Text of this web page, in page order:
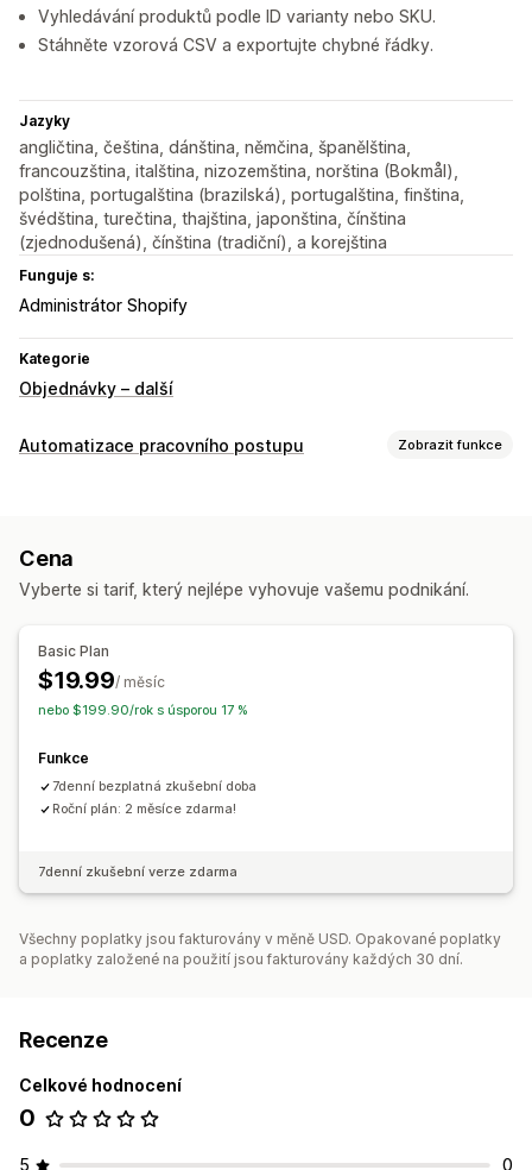
Vyhledávání produktů podle ID varianty nebo SKU.
Stáhněte vzorová CSV a exportujte chybné řádky.
Jazyky
angličtina, čeština, dánština, němčina, španělština,
francouzština, italština, nizozemština, norština (Bokmål),
polština, portugalština (brazilská), portugalština, finština,
švédština, turečtina, thajština, japonština, čínština
(zjednodušená), čínština (tradiční), a korejština
Funguje s:
Administrátor Shopify
Kategorie
Objednávky – další
Automatizace pracovního postupu Zobrazit funkce
Zpracování objednávek
Cena
Vyberte si tarif, který nejlépe vyhovuje vašemu podnikání.
Basic Plan
$19.99/ měsíc
nebo $199.90/rok s úsporou 17 %
Funkce
7denní bezplatná zkušební doba
Roční plán: 2 měsíce zdarma!
7denní zkušební verze zdarma
Všechny poplatky jsou fakturovány v měně USD. Opakované poplatky
a poplatky založené na použití jsou fakturovány každých 30 dní.
Recenze
Celkové hodnocení
0
5 0